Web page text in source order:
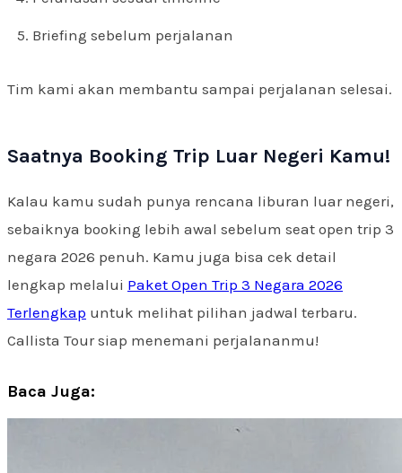
Briefing sebelum perjalanan
Tim kami akan membantu sampai perjalanan selesai.
Saatnya Booking Trip Luar Negeri Kamu!
Kalau kamu sudah punya rencana liburan luar negeri,
sebaiknya booking lebih awal sebelum seat open trip 3
negara 2026 penuh. Kamu juga bisa cek detail
lengkap melalui Paket Open Trip 3 Negara 2026
Terlengkap untuk melihat pilihan jadwal terbaru.
Callista Tour siap menemani perjalananmu!
Baca Juga: